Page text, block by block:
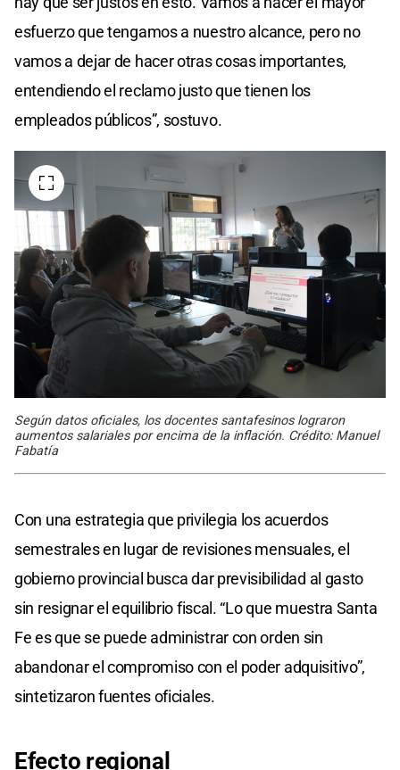
esfuerzo que tengamos a nuestro alcance, pero no
vamos a dejar de hacer otras cosas importantes,
entendiendo el reclamo justo que tienen los
empleados públicos”, sostuvo.
Según datos oficiales, los docentes santafesinos lograron
aumentos salariales por encima de la inflación. Crédito: Manuel
Fabatía
Con una estrategia que privilegia los acuerdos
semestrales en lugar de revisiones mensuales, el
gobierno provincial busca dar previsibilidad al gasto
sin resignar el equilibrio fiscal. “Lo que muestra Santa
Fe es que se puede administrar con orden sin
abandonar el compromiso con el poder adquisitivo”,
sintetizaron fuentes oficiales.
Efecto regional